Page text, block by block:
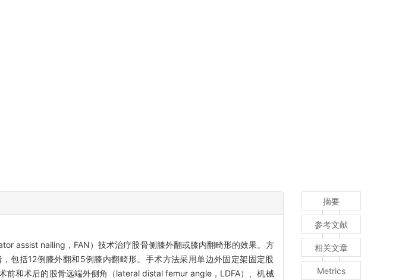
assist nailing，FAN）技术治疗股骨侧膝外翻或膝内翻畸形的效果。方
包括12例膝外翻和5例膝内翻畸形。手术方法采用单边外固定架固定股
前和术后的股骨远端外侧角（lateral distal femur angle，LDFA）、机械
摘要
参考文献
相关文章
Metrics